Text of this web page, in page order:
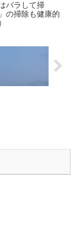
バラして掃
の掃除も健康的